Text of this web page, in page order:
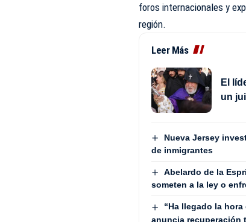
foros internacionales y
región.
Leer Más
El
un
Nueva Jersey
de inmigrantes
Abelardo de la
someten a la ley o
“Ha llegado la
anuncia recuperación